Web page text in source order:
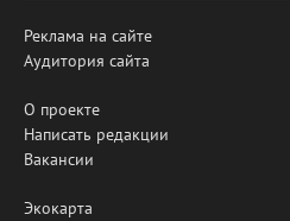
Реклама на сайте
Аудитория сайта
О проекте
Написать редакции
Вакансии
Экокарта